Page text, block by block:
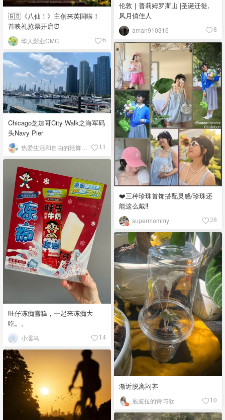
🇬🇧《八仙！》主创来英国啦！
首映礼抢票开启⏰
华人影业CMC 6
伦敦｜普莉姆罗斯山 |圣诞迁徙,
风月俏佳人
aman910316 8
❤️三种珍珠首饰搭配灵感/珍珠还
能这么戴‼️
supermommy 28
Chicago芝加哥City Walk之海军码
头Navy Pier
11
旺仔冻痴雪糕，一起来冻痴大
吃。。
小濡马 14
渐近脱离闷养
底波拉的诗与歌 10